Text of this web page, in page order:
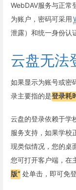
WebDAV服务与正常
为账户，密码可采用
泄露）和统一身份认
云盘无法
如果显示为账号或密
录主要指的是登录耗
云盘的登录依赖于学
服务支持，如果学校
现类似情况，您的桌
您可打开客户端，在
版” 处单击，即可免